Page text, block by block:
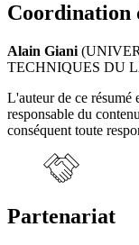
Coordination
Alain Giani
TECHNIQUES DU
L'auteur de ce résumé
responsable du
conséquent toute
Partenariat